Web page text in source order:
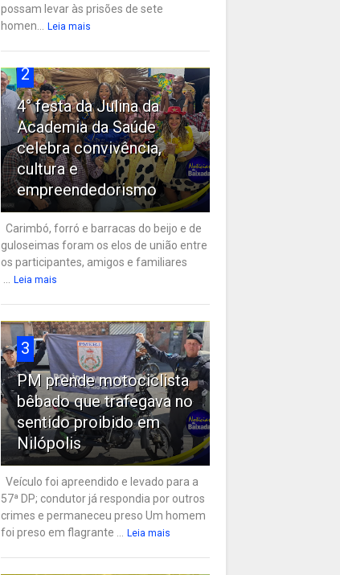
possam levar às prisões de sete
homen... Leia mais
2
4° festa da Julina da
Academia da Saúde
celebra convivência,
cultura e
empreendedorismo
Carimbó, forró e barracas do beijo e de
guloseimas foram os elos de união entre
os participantes, amigos e familiares
... Leia mais
3
PM prende motociclista
bêbado que trafegava no
sentido proibido em
Nilópolis
Veículo foi apreendido e levado para a
57ª DP; condutor já respondia por outros
crimes e permaneceu preso Um homem
foi preso em flagrante ... Leia mais